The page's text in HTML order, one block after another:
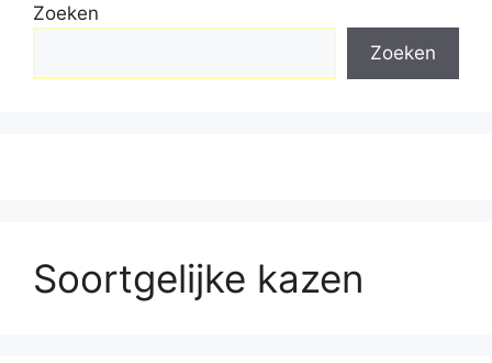
Zoeken
Zoeken
Soortgelijke kazen